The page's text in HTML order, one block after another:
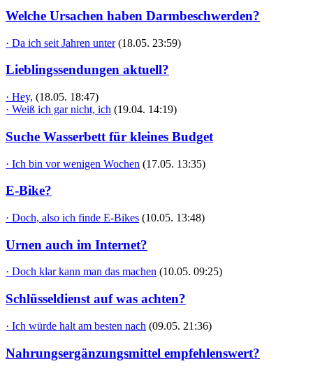
Welche Ursachen haben Darmbeschwerden?
· Da ich seit Jahren unter (18.05. 23:59)
Lieblingssendungen aktuell?
· Hey, (18.05. 18:47)
· Weiß ich gar nicht, ich (19.04. 14:19)
Suche Wasserbett für kleines Budget
· Ich bin vor wenigen Wochen (17.05. 13:35)
E-Bike?
· Doch, also ich finde E-Bikes (10.05. 13:48)
Urnen auch im Internet?
· Doch klar kann man das machen (10.05. 09:25)
Schlüsseldienst auf was achten?
· Ich würde halt am besten nach (09.05. 21:36)
Nahrungsergänzungsmittel empfehlenswert?